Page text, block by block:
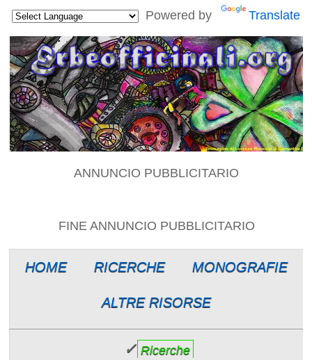
Powered by Translate
ANNUNCIO PUBBLICITARIO
FINE ANNUNCIO PUBBLICITARIO
HOME RICERCHE MONOGRAFIE
ALTRE RISORSE
✓ Ricerche